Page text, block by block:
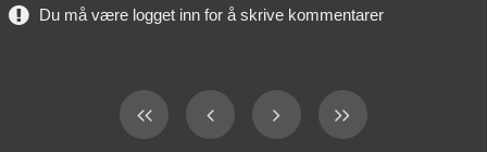
Du må være logget inn for å skrive kommentarer